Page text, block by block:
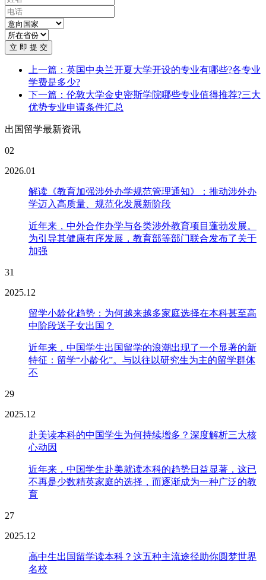
立 即 提 交
上一篇：英国中央兰开夏大学开设的专业有哪些?各专业
学费是多少?
下一篇：伦敦大学金史密斯学院哪些专业值得推荐?三大
优势专业申请条件汇总
出国留学最新资讯
02
2026.01
解读《教育加强涉外办学规范管理通知》：推动涉外办
学迈入高质量、规范化发展新阶段
近年来，中外合作办学与各类涉外教育项目蓬勃发展。
为引导其健康有序发展，教育部等部门联合发布了关于
加强
31
2025.12
留学小龄化趋势：为何越来越多家庭选择在本科甚至高
中阶段送子女出国？
近年来，中国学生出国留学的浪潮出现了一个显著的新
特征：留学“小龄化”。与以往以研究生为主的留学群体
不
29
2025.12
赴美读本科的中国学生为何持续增多？深度解析三大核
心动因
近年来，中国学生赴美就读本科的趋势日益显著，这已
不再是少数精英家庭的选择，而逐渐成为一种广泛的教
育
27
2025.12
高中生出国留学读本科？这五种主流途径助你圆梦世界
名校